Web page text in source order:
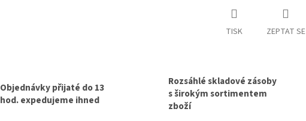
TISK ZEPTAT SE
Objednávky přijaté do 13
hod. expedujeme ihned
Rozsáhlé skladové zásoby
s širokým sortimentem
zboží